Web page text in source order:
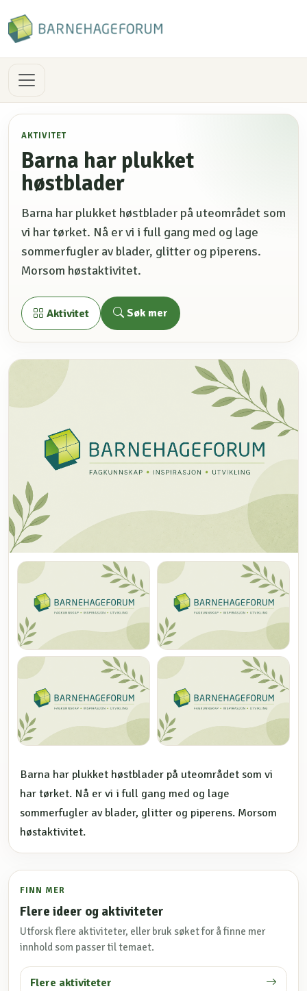
AKTIVITET
Barna har plukket
høstblader
Barna har plukket høstblader på uteområdet som
vi har tørket. Nå er vi i full gang med og lage
sommerfugler av blader, glitter og piperens.
Morsom høstaktivitet.
Aktivitet Søk mer
Barna har plukket høstblader på uteområdet som vi
har tørket. Nå er vi i full gang med og lage
sommerfugler av blader, glitter og piperens. Morsom
høstaktivitet.
FINN MER
Flere ideer og aktiviteter
Utforsk flere aktiviteter, eller bruk søket for å finne mer
innhold som passer til temaet.
Flere aktiviteter